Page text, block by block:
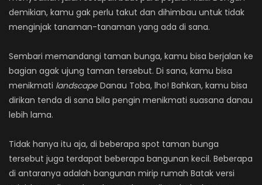
demikian, kamu gak perlu takut dan dihimbau untuk tidak
menginjak tanaman-tanaman yang ada di sana.
Sembari memandangi taman bunga, kamu bisa berjalan ke
bagian agak ujung taman tersebut. Di sana, kamu bisa
menikmati landscapeDanau Toba, lho! Bahkan, kamu bisa
dirikan tenda di sana bila pengin menikmati suasana danau
lebih lama.
Tidak hanya itu aja, di beberapa spot taman bunga
tersebut juga terdapat beberapa bangunan kecil. Beberapa
di antaranya adalah bangunan mirip rumah Batak versi